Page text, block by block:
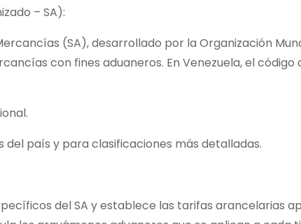
– SA):
(SA), desarrollado por la Organización
con fines aduaneros. En Venezuela, el código
del país y para clasificaciones más detalladas.
del SA y establece las tarifas arancelarias